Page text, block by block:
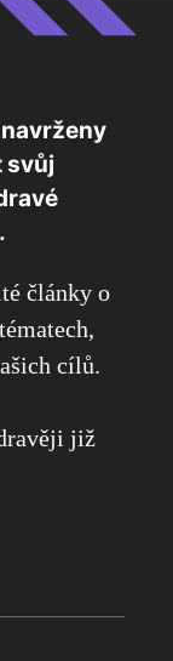
svůj
články o
cílů.
již